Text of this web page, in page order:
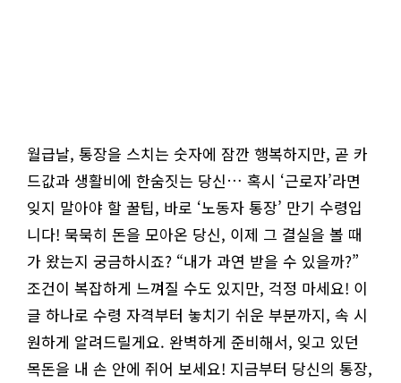
월급날, 통장을 스치는 숫자에 잠깐 행복하지만, 곧 카
드값과 생활비에 한숨짓는 당신… 혹시 ‘근로자’라면
잊지 말아야 할 꿀팁, 바로 ‘노동자 통장’ 만기 수령입
니다! 묵묵히 돈을 모아온 당신, 이제 그 결실을 볼 때
가 왔는지 궁금하시죠? “내가 과연 받을 수 있을까?”
조건이 복잡하게 느껴질 수도 있지만, 걱정 마세요! 이
글 하나로 수령 자격부터 놓치기 쉬운 부분까지, 속 시
원하게 알려드릴게요. 완벽하게 준비해서, 잊고 있던
목돈을 내 손 안에 쥐어 보세요! 지금부터 당신의 통장,